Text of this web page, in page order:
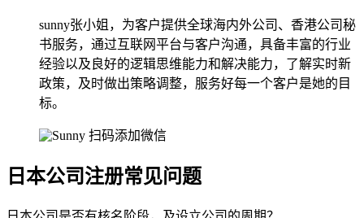
sunny张小姐，为客户提供全球海内外公司、香港公司秘
书服务，通过互联网平台与客户沟通，具备丰富的行业
经验以及良好的逻辑思维能力和解决能力，了解实时新
政策，及时做出策略调整，服务好每一个客户是她的目
标。
扫码添加微信
日本公司注册常见问题